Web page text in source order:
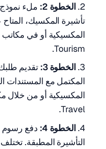
الخطوة 2:
ملء
تأشيرة المكسيك،
Tourism.
الخطوة 3:
تقديم
المكتمل مع المستندات
Travel.
الخطوة 4:
دفع رسوم
التأشيرة المطبقة.